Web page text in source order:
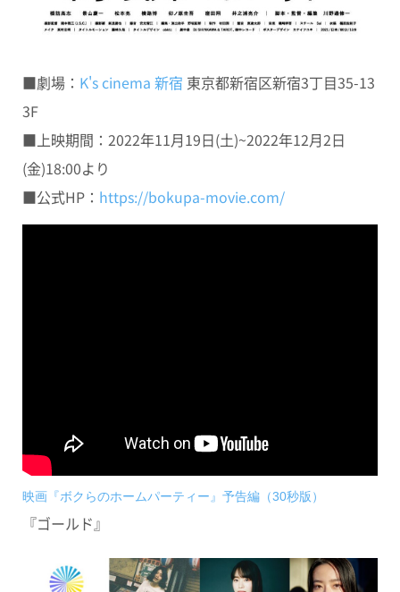
■劇場： K's cinema 新宿 東京都新宿区新宿3丁目35-13
3F
■上映期間：2022年11月19日(土)~2022年12月2日
(金)18:00より
■公式HP： https://bokupa-movie.com/
映画『ボクらのホームパーティー』予告編（30秒版）
『ゴールド』